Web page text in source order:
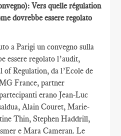
Vers quelle régulation
dovrebbe essere regolato
a Parigi un convegno sulla
essere regolato l’audit,
of Regulation, da l’Ecole de
France, partner
erano Jean-Luc
Alain Couret, Marie-
Thin, Stephen Haddrill,
e Mara Cameran. Le